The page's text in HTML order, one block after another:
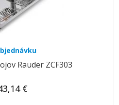
Rauder ZCF303
€